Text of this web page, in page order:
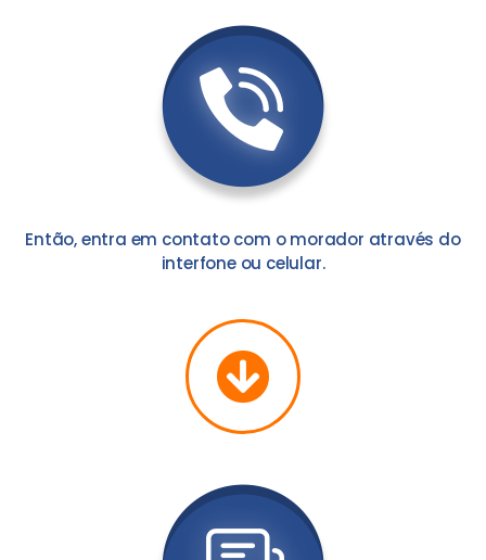
Então, entra em contato com o morador através do
interfone ou celular.